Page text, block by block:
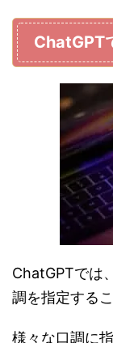
ChatGPT
ChatGPTでは
調を指定する
様々な口調に